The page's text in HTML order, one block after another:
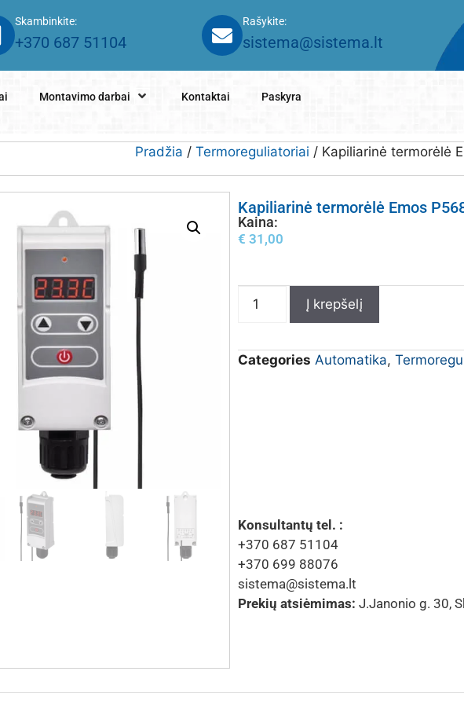
Skambinkite:
+370 687 51104
Rašykite:
sistema@sistema.lt
Montavimo darbai Kontaktai Paskyra
Pradžia / Termoreguliatoriai / Kapiliarinė termorėlė
Kapiliarinė termorėlė Emos
Kaina:
€ 31,00
Į krepšelį
Categories Automatika,
Konsultantų tel. :
+370 687 51104
+370 699 88076
sistema@sistema.lt
Prekių atsiėmimas: J.Janonio g. 30,